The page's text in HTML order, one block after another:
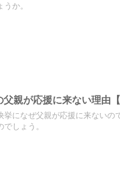
うか。
父親が応援に来ない理由
挙になぜ父親が応援に来ないの
でしょう。